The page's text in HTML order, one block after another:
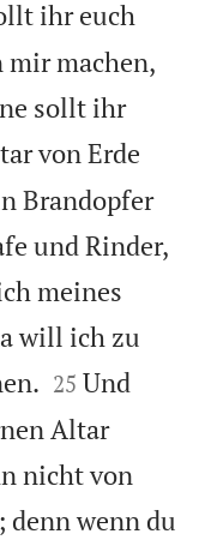
ihr euch
mir machen,
sollt ihr
von Erde
Brandopfer
und Rinder,
meines
will ich zu


25 Und
Altar
nicht von
denn wenn du